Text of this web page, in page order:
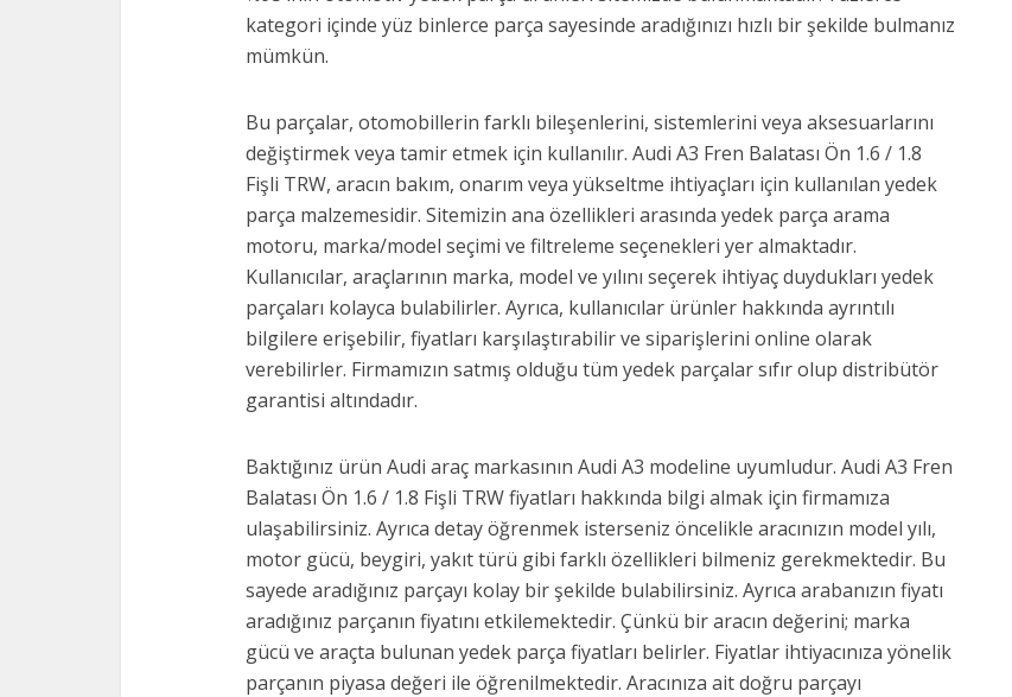
kategori içinde yüz binlerce parça sayesinde aradığınızı hızlı bir şekilde bulmanız
mümkün.
Bu parçalar, otomobillerin farklı bileşenlerini, sistemlerini veya aksesuarlarını
değiştirmek veya tamir etmek için kullanılır. Audi A3 Fren Balatası Ön 1.6 / 1.8
Fişli TRW, aracın bakım, onarım veya yükseltme ihtiyaçları için kullanılan yedek
parça malzemesidir. Sitemizin ana özellikleri arasında yedek parça arama
motoru, marka/model seçimi ve filtreleme seçenekleri yer almaktadır.
Kullanıcılar, araçlarının marka, model ve yılını seçerek ihtiyaç duydukları yedek
parçaları kolayca bulabilirler. Ayrıca, kullanıcılar ürünler hakkında ayrıntılı
bilgilere erişebilir, fiyatları karşılaştırabilir ve siparişlerini online olarak
verebilirler. Firmamızın satmış olduğu tüm yedek parçalar sıfır olup distribütör
garantisi altındadır.
Baktığınız ürün Audi araç markasının Audi A3 modeline uyumludur. Audi A3 Fren
Balatası Ön 1.6 / 1.8 Fişli TRW fiyatları hakkında bilgi almak için firmamıza
ulaşabilirsiniz. Ayrıca detay öğrenmek isterseniz öncelikle aracınızın model yılı,
motor gücü, beygiri, yakıt türü gibi farklı özellikleri bilmeniz gerekmektedir. Bu
sayede aradığınız parçayı kolay bir şekilde bulabilirsiniz. Ayrıca arabanızın fiyatı
aradığınız parçanın fiyatını etkilemektedir. Çünkü bir aracın değerini; marka
gücü ve araçta bulunan yedek parça fiyatları belirler. Fiyatlar ihtiyacınıza yönelik
parçanın piyasa değeri ile öğrenilmektedir. Aracınıza ait doğru parçayı